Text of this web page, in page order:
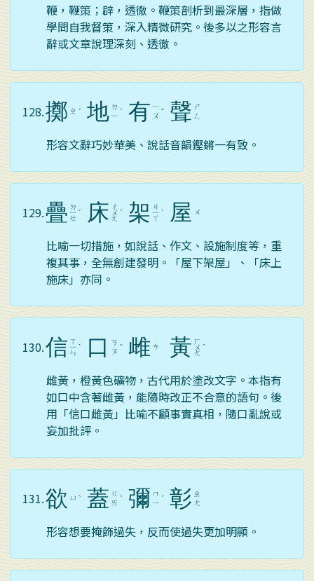
鞭，鞭策；辟，透徹。鞭策剖析到最深層，指做
學問自我督策，深入精微研究。後多以之形容言
辭或文章說理深刻、透徹。
128.擲 ㄓ ˊ 地 ㄉ
ㄧ ˋ 有 ㄧ
ㄡ ˇ 聲 ㄕ
ㄥ
形容文辭巧妙華美、說話音韻鏗鏘一有致。
129.疊 ㄉ
ㄧ
ㄝ
ˊ 床 ㄔ
ㄨ
ㄤ
ˊ 架 ㄐ
ㄧ
ㄚ
ˋ 屋 ㄨ
比喻一切措施，如說話、作文、設施制度等，重
複其事，全無創建發明。「屋下架屋」、「床上
施床」亦同。
130.信 ㄒ
ㄧ
ㄣ
ˋ 口
ㄎ
ㄡ ˇ 雌 ㄘ 黃 ㄏ
ㄨ
ㄤ
ˊ
雌黃，橙黃色礦物，古代用於塗改文字。本指有
如口中含著雌黃，能隨時改正不合意的語句。後
用「信口雌黃」比喻不顧事實真相，隨口亂說或
妄加批評。
131.欲 ㄩ ˋ 蓋 ㄍ
ㄞ ˋ 彌 ㄇ
ㄧ ˊ 彰 ㄓ
ㄤ
形容想要掩飾過失，反而使過失更加明顯。